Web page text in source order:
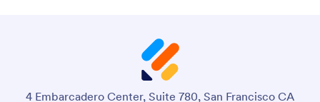
4 Embarcadero Center, Suite 780, San Francisco CA